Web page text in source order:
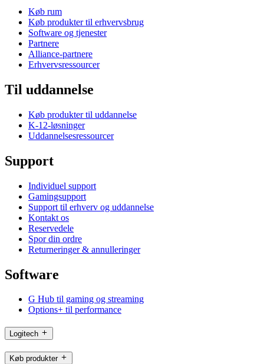
Køb rum
Køb produkter til erhvervsbrug
Software og tjenester
Partnere
Alliance-partnere
Erhvervsressourcer
Til uddannelse
Køb produkter til uddannelse
K-12-løsninger
Uddannelsesressourcer
Support
Individuel support
Gamingsupport
Support til erhverv og uddannelse
Kontakt os
Reservedele
Spor din ordre
Returneringer & annulleringer
Software
G Hub til gaming og streaming
Options+ til performance
Logitech
Køb produkter